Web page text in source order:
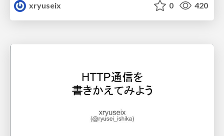
xryuseix
0 420